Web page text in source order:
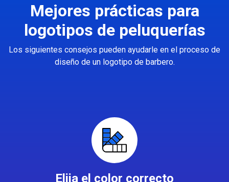
Mejores prácticas para
logotipos de peluquerías
Los siguientes consejos pueden ayudarle en el proceso de
diseño de un logotipo de barbero.
Elija el color correcto